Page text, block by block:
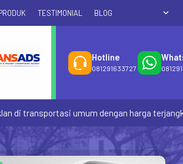
TESTIMONIAL BLOG expand_more
Hotline
081291633727
transportasi umum dengan harga